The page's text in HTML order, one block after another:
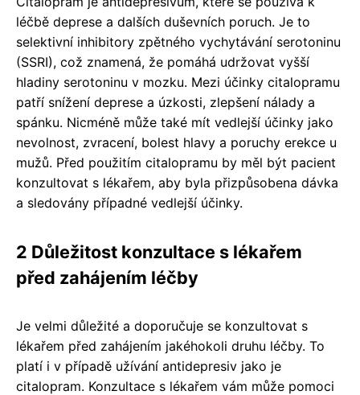
léčbě deprese a dalších duševních poruch. Je to
selektivní inhibitory zpětného vychytávání serotoninu
(SSRI), což znamená, že pomáhá udržovat vyšší
hladiny serotoninu v mozku. Mezi účinky citalopramu
patří snížení deprese a úzkosti, zlepšení nálady a
spánku. Nicméně může také mít vedlejší účinky jako
nevolnost, zvracení, bolest hlavy a poruchy erekce u
mužů. Před použitím citalopramu by měl být pacient
konzultovat s lékařem, aby byla přizpůsobena dávka
a sledovány případné vedlejší účinky.
2 Důležitost konzultace s lékařem
před zahájením léčby
Je velmi důležité a doporučuje se konzultovat s
lékařem před zahájením jakéhokoli druhu léčby. To
platí i v případě užívání antidepresiv jako je
citalopram. Konzultace s lékařem vám může pomoci